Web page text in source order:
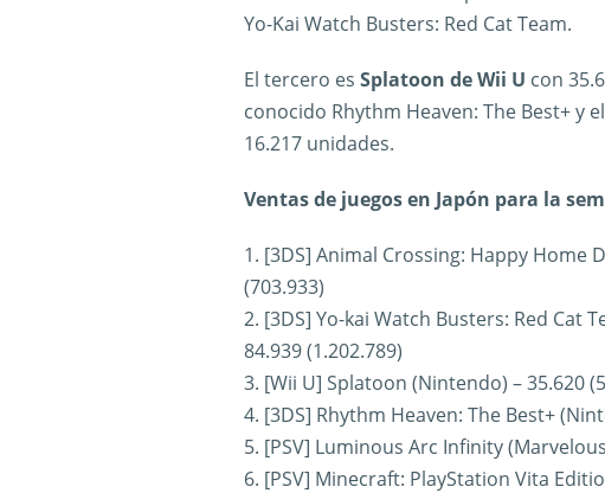
Yo-Kai Watch Busters: Red Cat Team.
El tercero es Splatoon de Wii U con
conocido Rhythm Heaven: The Best+ y
16.217 unidades.
Ventas de juegos en Japón para la
1. [3DS] Animal Crossing: Happy Home
(703.933)
2. [3DS] Yo-kai Watch Busters: Red Cat
84.939 (1.202.789)
3. [Wii U] Splatoon (Nintendo) – 35.620
4. [3DS] Rhythm Heaven: The Best+
5. [PSV] Luminous Arc Infinity
6. [PSV] Minecraft: PlayStation Vita